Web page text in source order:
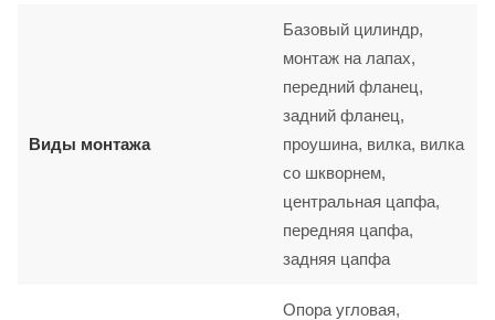
Виды монтажа
Базовый цилиндр,
монтаж на лапах,
передний фланец,
задний фланец,
проушина, вилка, вилка
со шкворнем,
центральная цапфа,
передняя цапфа,
задняя цапфа
Опора угловая,